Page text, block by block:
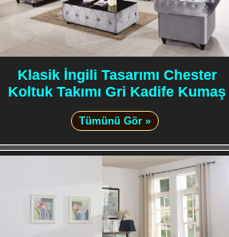
Klasik İngili Tasarımı Chester
Koltuk Takımı Gri Kadife Kumaş
Tümünü Gör »